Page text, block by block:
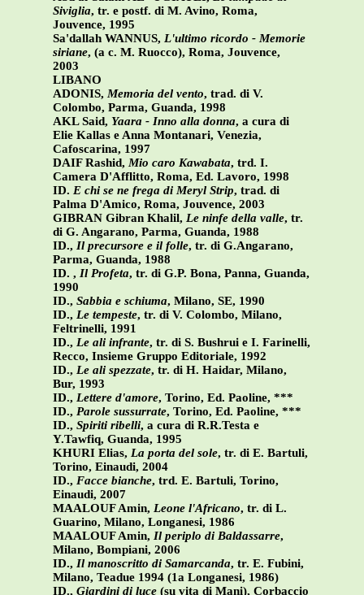
Siviglia, tr. e postf. di M. Avino, Roma,
Jouvence, 1995
Sa'dallah WANNUS, L'ultimo ricordo - Memorie
siriane, (a c. M. Ruocco), Roma, Jouvence,
2003
LIBANO
ADONIS, Memoria del vento, trad. di V.
Colombo, Parma, Guanda, 1998
AKL Said, Yaara - Inno alla donna, a cura di
Elie Kallas e Anna Montanari, Venezia,
Cafoscarina, 1997
DAIF Rashid, Mio caro Kawabata, trd. I.
Camera D'Afflitto, Roma, Ed. Lavoro, 1998
ID. E chi se ne frega di Meryl Strip, trad. di
Palma D'Amico, Roma, Jouvence, 2003
GIBRAN Gibran Khalil, Le ninfe della valle, tr.
di G. Angarano, Parma, Guanda, 1988
ID., Il precursore e il folle, tr. di G.Angarano,
Parma, Guanda, 1988
ID. , Il Profeta, tr. di G.P. Bona, Panna, Guanda,
1990
ID., Sabbia e schiuma, Milano, SE, 1990
ID., Le tempeste, tr. di V. Colombo, Milano,
Feltrinelli, 1991
ID., Le ali infrante, tr. di S. Bushrui e I. Farinelli,
Recco, Insieme Gruppo Editoriale, 1992
ID., Le ali spezzate, tr. di H. Haidar, Milano,
Bur, 1993
ID., Lettere d'amore, Torino, Ed. Paoline, ***
ID., Parole sussurrate, Torino, Ed. Paoline, ***
ID., Spiriti ribelli, a cura di R.R.Testa e
Y.Tawfiq, Guanda, 1995
KHURI Elias, La porta del sole, tr. di E. Bartuli,
Torino, Einaudi, 2004
ID., Facce bianche, trd. E. Bartuli, Torino,
Einaudi, 2007
MAALOUF Amin, Leone l'Africano, tr. di L.
Guarino, Milano, Longanesi, 1986
MAALOUF Amin, Il periplo di Baldassarre,
Milano, Bompiani, 2006
ID., Il manoscritto di Samarcanda, tr. E. Fubini,
Milano, Teadue 1994 (1a Longanesi, 1986)
ID., Giardini di luce (su vita di Mani), Corbaccio